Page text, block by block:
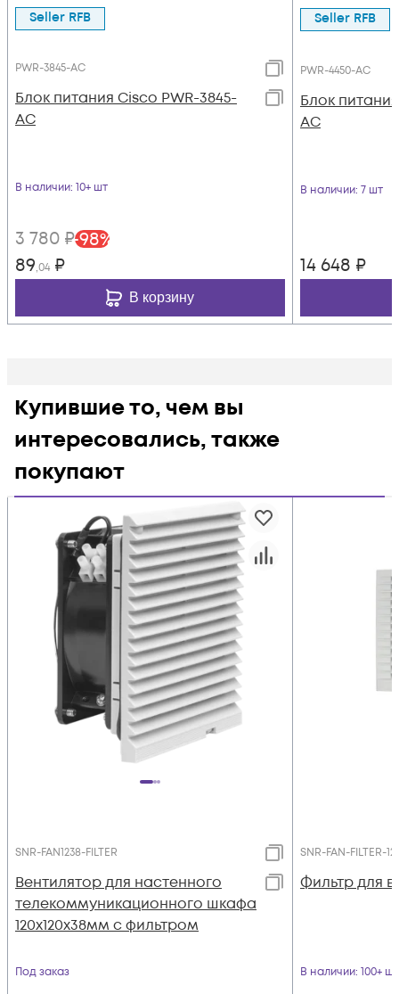
Seller RFB
PWR-3845-AC
Блок питания Cisco PWR-3845-
AC
В наличии: 10+ шт
3 780 ₽-98%
89,04 ₽
В корзину
Seller RFB
PWR-4450-AC
Блок
AC
В наличии: 7 шт
14 648 ₽
Купившие то, чем вы
интересовались, также
покупают
SNR-FAN1238-FILTER
Вентилятор для настенного
телекоммуникационного шкафа
120х120х38мм с фильтром
Под заказ
SNR-FAN-FILTER-
Фильтр для
В наличии: 100+ шт